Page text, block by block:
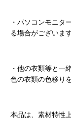
・パソコンモニタ
る場合がございます
・他の衣類等と一
色の衣類の色移り
本品は、素材特性